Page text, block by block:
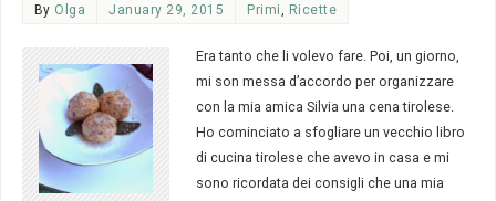
By Olga January 29, 2015 Primi, Ricette
Era tanto che li volevo fare. Poi, un giorno,
mi son messa d’accordo per organizzare
con la mia amica Silvia una cena tirolese.
Ho cominciato a sfogliare un vecchio libro
di cucina tirolese che avevo in casa e mi
sono ricordata dei consigli che una mia